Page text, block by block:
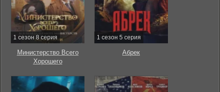
1 сезон 8 серия
Министерство Всего
Хорошего
1 сезон 5 серия
Абрек